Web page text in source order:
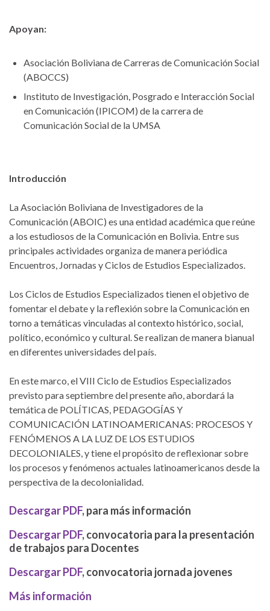
Apoyan:
Asociación Boliviana de Carreras de Comunicación Social
(ABOCCS)
Instituto de Investigación, Posgrado e Interacción Social
en Comunicación (IPICOM) de la carrera de
Comunicación Social de la UMSA
Introducción
La Asociación Boliviana de Investigadores de la
Comunicación (ABOIC) es una entidad académica que reúne
a los estudiosos de la Comunicación en Bolivia. Entre sus
principales actividades organiza de manera periódica
Encuentros, Jornadas y Ciclos de Estudios Especializados.
Los Ciclos de Estudios Especializados tienen el objetivo de
fomentar el debate y la reflexión sobre la Comunicación en
torno a temáticas vinculadas al contexto histórico, social,
político, económico y cultural. Se realizan de manera bianual
en diferentes universidades del país.
En este marco, el VIII Ciclo de Estudios Especializados
previsto para septiembre del presente año, abordará la
temática de POLÍTICAS, PEDAGOGÍAS Y
COMUNICACIÓN LATINOAMERICANAS: PROCESOS Y
FENÓMENOS A LA LUZ DE LOS ESTUDIOS
DECOLONIALES, y tiene el propósito de reflexionar sobre
los procesos y fenómenos actuales latinoamericanos desde la
perspectiva de la decolonialidad.
Descargar PDF, para más información
Descargar PDF, convocatoria para la presentación
de trabajos para Docentes
Descargar PDF, convocatoria jornada jovenes
Más información